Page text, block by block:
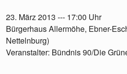
23. März 2013 --- 17:00 Uhr
Bürgerhaus Allermöhe, Ebner-
Nettelnburg)
Veranstalter: Bündnis 90/Die